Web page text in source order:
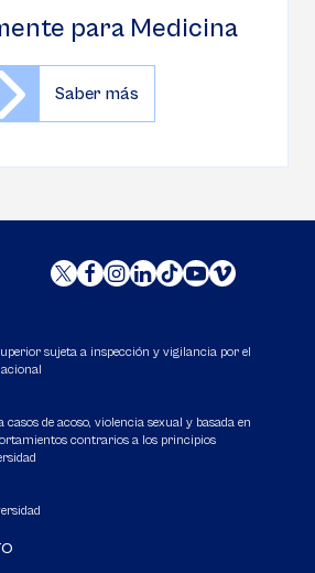
para Medicina
Saber más
sujeta a inspección y vigilancia por el
de acoso, violencia sexual y basada en
contrarios a los principios